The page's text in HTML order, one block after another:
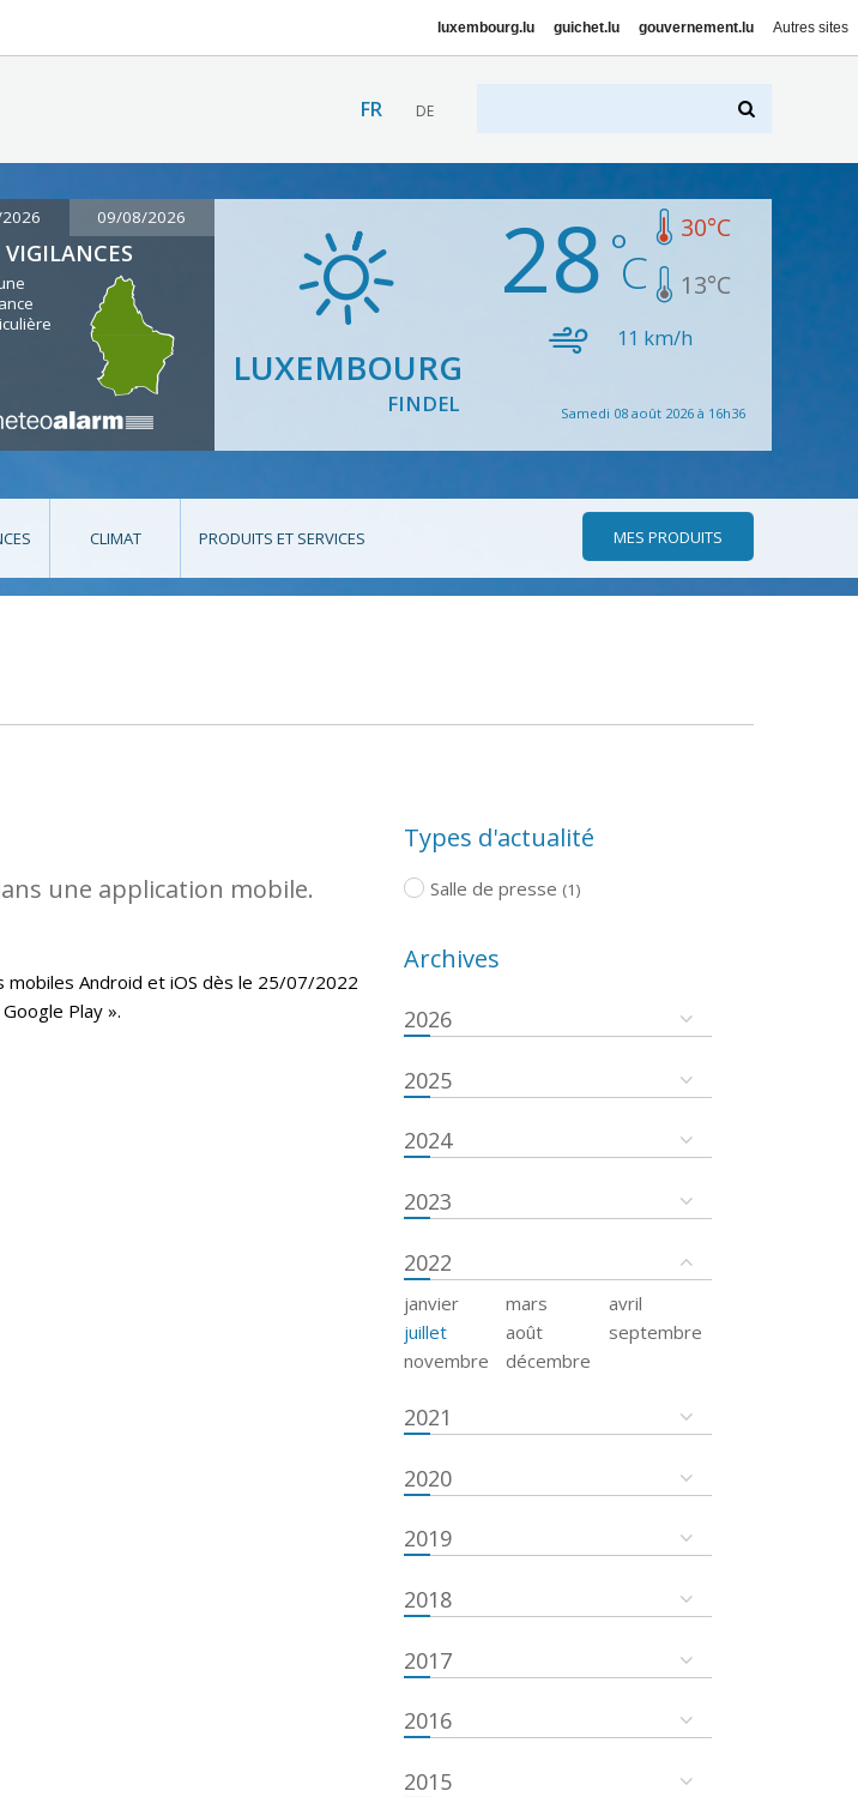
luxembourg.lu guichet.lu gouvernement.lu Autres sites
FR DE
09/08/2026
VIGILANCES
LUXEMBOURG
FINDEL
28 30°C
13°C
11 km/h
Samedi 08 août 2026 à 16h36
CLIMAT PRODUITS ET SERVICES MES PRODUITS
une application mobile.
mobiles Android et iOS dès le 25/07/2022
Play ».
Types d'actualité
Salle de presse (1)
Archives
2026
2025
2024
2023
2022
janvier mars
avril
juillet
août
septembre
novembre
décembre
2021
2020
2019
2018
2017
2016
2015